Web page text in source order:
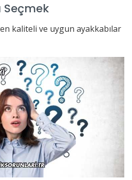
Seçmek
kaliteli ve uygun ayakkabılar